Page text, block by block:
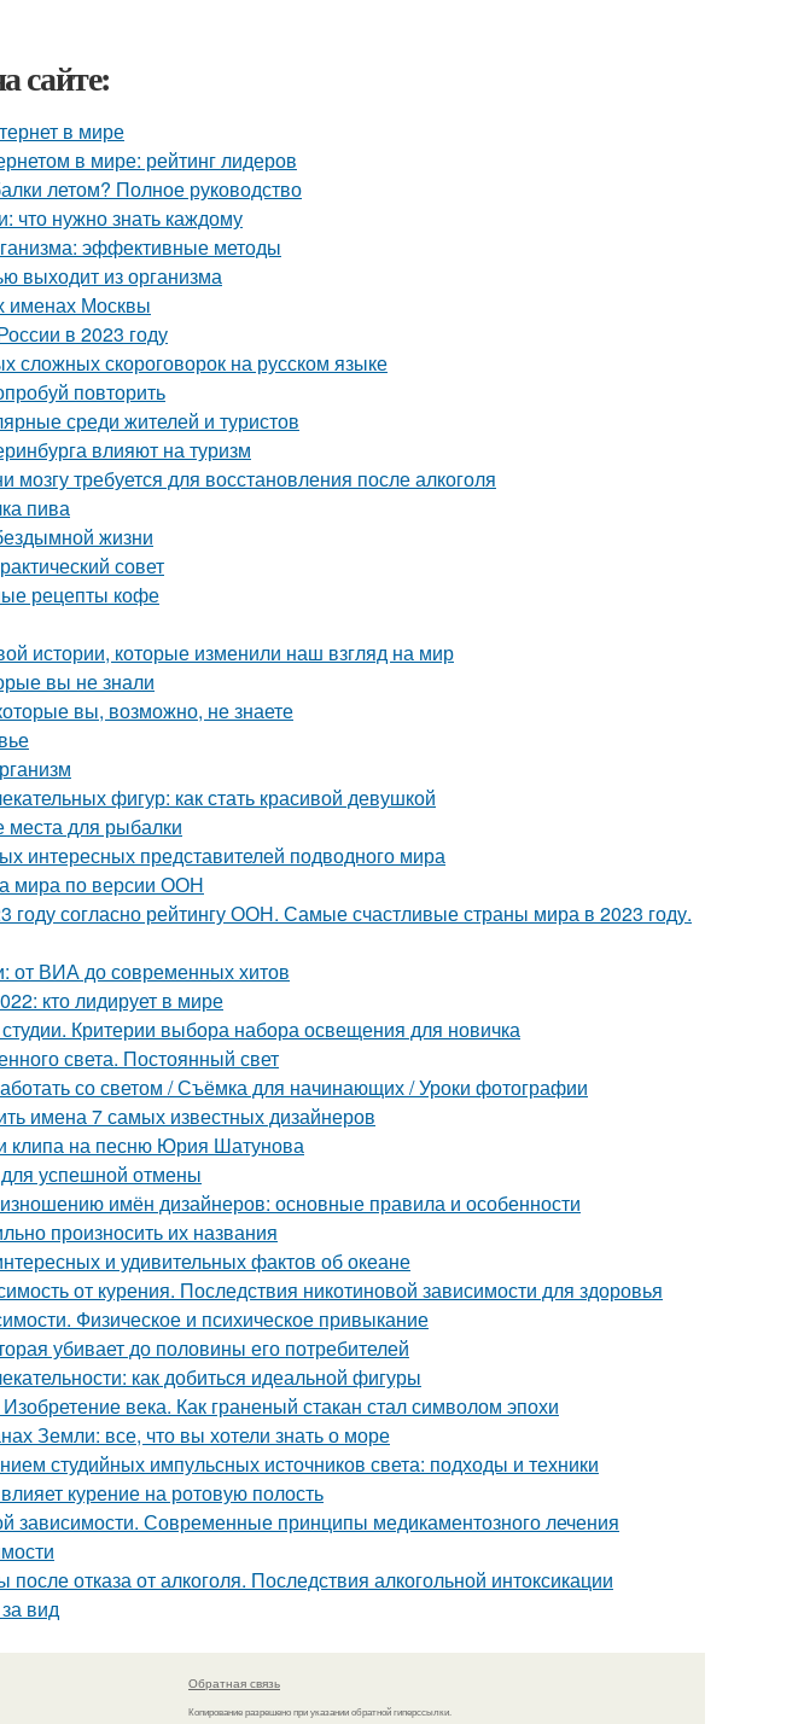
сайте:
в мире
в мире: рейтинг лидеров
летом? Полное руководство
что нужно знать каждому
эффективные методы
выходит из организма
именах Москвы
в 2023 году
сложных скороговорок на русском языке
повторить
среди жителей и туристов
влияют на туризм
мозгу требуется для восстановления после алкоголя
пива
жизни
совет
рецепты кофе
истории, которые изменили наш взгляд на мир
вы не знали
вы, возможно, не знаете
фигур: как стать красивой девушкой
для рыбалки
интересных представителей подводного мира
мира по версии ООН
году согласно рейтингу ООН. Самые счастливые страны мира в 2023 году.
от ВИА до современных хитов
кто лидирует в мире
Критерии выбора набора освещения для новичка
света. Постоянный свет
со светом / Съёмка для начинающих / Уроки фотографии
имена 7 самых известных дизайнеров
клипа на песню Юрия Шатунова
для успешной отмены
имён дизайнеров: основные правила и особенности
произносить их названия
и удивительных фактов об океане
от курения. Последствия никотиновой зависимости для здоровья
Физическое и психическое привыкание
убивает до половины его потребителей
как добиться идеальной фигуры
века. Как граненый стакан стал символом эпохи
Земли: все, что вы хотели знать о море
студийных импульсных источников света: подходы и техники
курение на ротовую полость
зависимости. Современные принципы медикаментозного лечения
отказа от алкоголя. Последствия алкогольной интоксикации
вид
Обратная связь
Копирование разрешено при указании обратной гиперссылки.